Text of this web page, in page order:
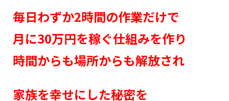
毎日わずか2時間の作業だけで
月に30万円を稼ぐ仕組みを作り
時間からも場所からも解放され
家族を幸せにした秘密を